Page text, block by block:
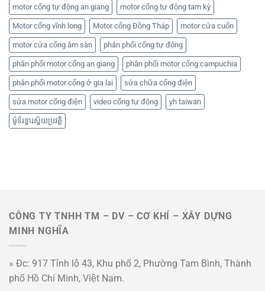
motor cổng tự động an giang motor cổng tự động tam kỳ
Motor cổng vĩnh long Motor cổng Đồng Tháp motor cửa cuốn
motor cửa cổng âm sàn phân phối cổng tự động
phân phối motor cổng an giang phân phối motor cổng campuchia
phân phối motor cổng ở gia lai sửa chữa cổng điện
sửa motor cổng điện video cổng tự động yh taiwan
ម៉ូទ័រទ្វារស្វ័យប្រវត្តិ
CÔNG TY TNHH TM – DV – CƠ KHÍ – XÂY DỰNG
MINH NGHĨA
» Đc: 917 Tỉnh lộ 43, Khu phố 2, Phường Tam Bình, Thành
phố Hồ Chí Minh, Việt Nam.